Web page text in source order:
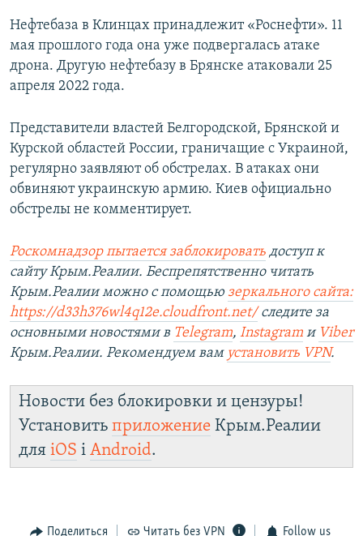
Нефтебаза в Клинцах принадлежит «Роснефти». 11
мая прошлого года она уже подвергалась атаке
дрона. Другую нефтебазу в Брянске атаковали 25
апреля 2022 года.
Представители властей Белгородской, Брянской и
Курской областей России, граничащие с Украиной,
регулярно заявляют об обстрелах. В атаках они
обвиняют украинскую армию. Киев официально
обстрелы не комментирует.
Роскомнадзор пытается заблокировать доступ к
сайту Крым.Реалии. Беспрепятственно читать
Крым.Реалии можно с помощью зеркального сайта:
https://d33h376wl4q12e.cloudfront.net/следите за
основными новостями в Telegram, Instagram и Viber
Крым.Реалии. Рекомендуем вам установить VPN.
Новости без блокировки и цензуры!
Установить приложение Крым.Реалии
для iOS і Android.
Поделиться Читать без VPN Follow us